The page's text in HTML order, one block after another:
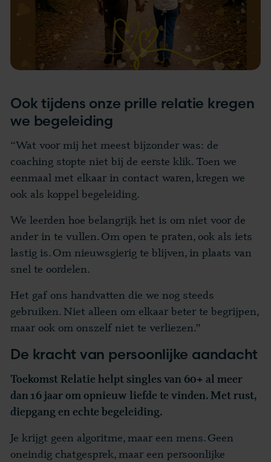
Ook tijdens onze prille relatie kregen
we begeleiding
“Wat voor mij het meest bijzonder was: de
coaching stopte niet bij de eerste klik. Toen we
eenmaal met elkaar in contact waren, kregen we
ook als koppel begeleiding.
We leerden hoe belangrijk het is om niet voor de
ander in te vullen. Om open te praten, ook als iets
lastig is. Om nieuwsgierig te blijven, in plaats van
snel te oordelen.
Het gaf ons handvatten die we nog steeds
gebruiken. Niet alleen om elkaar beter te begrijpen,
maar ook om onszelf niet te verliezen.”
De kracht van persoonlijke aandacht
Toekomst Relatie helpt singles van 60+ al meer
dan 16 jaar om opnieuw liefde te vinden. Met rust,
diepgang en echte begeleiding.
Je krijgt geen algoritme, maar een mens. Geen
oneindig chatgesprek, maar een persoonlijke